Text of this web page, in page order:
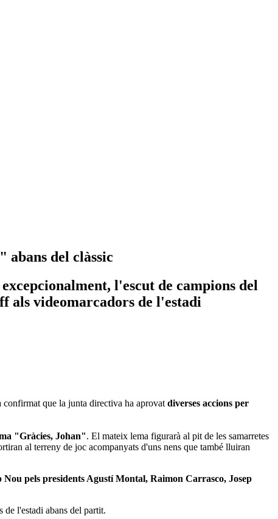
abans del clàssic
l'escut de campions del
als videomarcadors de l'estadi
que la junta directiva ha aprovat diverses accions per
"Gràcies, Johan". El mateix lema figurarà al pit de les samarretes
al terreny de joc acompanyats d'uns nens que també lluiran
pels presidents Agustí Montal, Raimon Carrasco, Josep
de l'estadi abans del partit.